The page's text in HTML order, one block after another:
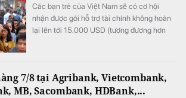
Các bạn trẻ của Việt Nam sẽ có cơ hội
nhận được gói hỗ trợ tài chính không hoàn
lại lên tới 15.000 USD (tương đương hơn
7/8 tại Agribank, Vietcombank,
MB, Sacombank, HDBank,...